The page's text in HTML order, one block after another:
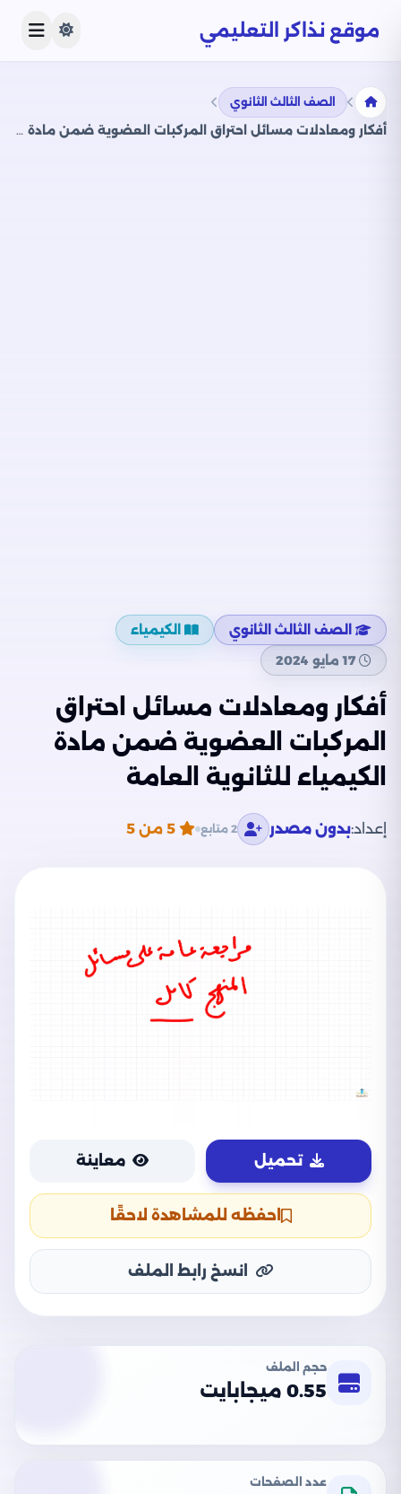
موقع نذاكر التعليمي
الصف الثالث الثانوي
أفكار ومعادلات مسائل احتراق المركبات العضوية ضمن مادة الكيمياء للثانوية العامة
الصف الثالث الثانوي
الكيمياء
17 مايو 2024
أفكار ومعادلات مسائل احتراق
المركبات العضوية ضمن مادة
الكيمياء للثانوية العامة
إعداد:بدون مصدر 2 متابع 5 من 5
تحميل معاينة
احفظه للمشاهدة لاحقًا
انسخ رابط الملف
حجم الملف
0.55 ميجابايت
عدد الصفحات